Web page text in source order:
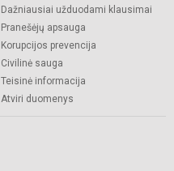
Dažniausiai užduodami klausimai
Pranešėjų apsauga
Korupcijos prevencija
Civilinė sauga
Teisinė informacija
Atviri duomenys